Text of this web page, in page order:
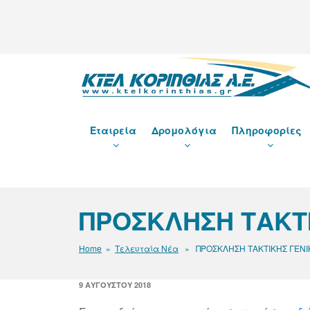
Εταιρεία Δρομολόγια Πληροφορίες
ΠΡΟΣΚΛΗΣΗ
Home » Τελευταία Νέα » ΠΡΟΣΚΛΗΣΗ ΤΑΚΤΙΚΗΣ
ΔΗΜΟΣΙΕΎΤΗΚΕ
9 ΑΥΓΟΎΣΤΟΥ 2018